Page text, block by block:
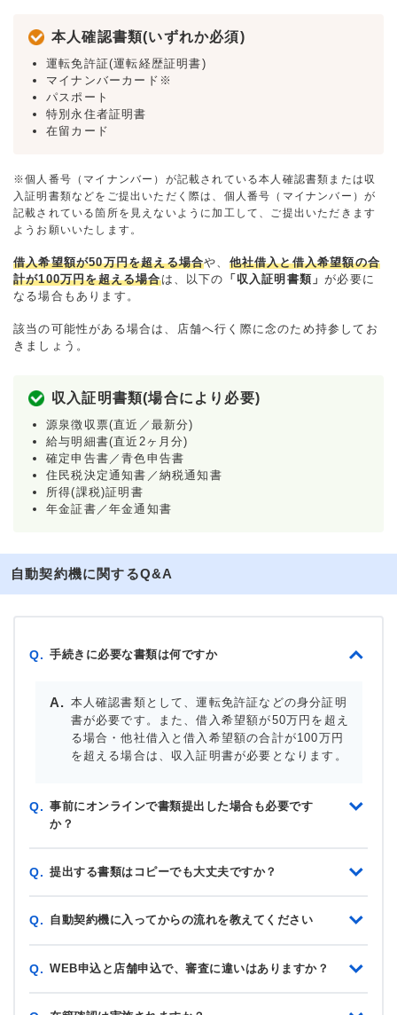
本人確認書類(いずれか必須)
運転免許証(運転経歴証明書)
マイナンバーカード※
パスポート
特別永住者証明書
在留カード
※個人番号（マイナンバー）が記載されている本人確認書類または収
入証明書類などをご提出いただく際は、個人番号（マイナンバー）が
記載されている箇所を見えないように加工して、ご提出いただきます
ようお願いいたします。
借入希望額が50万円を超える場合や、 他社借入と借入希望額の合
計が100万円を超える場合は、以下の 「収入証明書類」が必要に
なる場合もあります。
該当の可能性がある場合は、店舗へ行く際に念のため持参してお
きましょう。
収入証明書類(場合により必要)
源泉徴収票(直近／最新分)
給与明細書(直近2ヶ月分)
確定申告書／青色申告書
住民税決定通知書／納税通知書
所得(課税)証明書
年金証書／年金通知書
自動契約機に関するQ&A
Q. 手続きに必要な書類は何ですか
本人確認書類として、運転免許証などの身分証明
書が必要です。また、借入希望額が50万円を超え
る場合・他社借入と借入希望額の合計が100万円
を超える場合は、収入証明書が必要となります。
Q. 事前にオンラインで書類提出した場合も必要です
か？
Q. 提出する書類はコピーでも大丈夫ですか？
Q. 自動契約機に入ってからの流れを教えてください
Q. WEB申込と店舗申込で、審査に違いはありますか？